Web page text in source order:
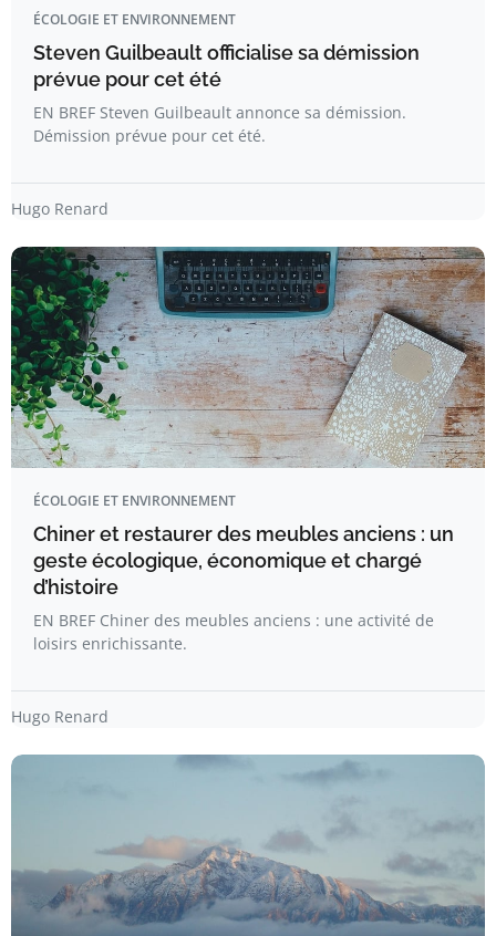
ÉCOLOGIE ET ENVIRONNEMENT
Steven Guilbeault officialise sa démission
prévue pour cet été
EN BREF Steven Guilbeault annonce sa démission.
Démission prévue pour cet été.
Hugo Renard
ÉCOLOGIE ET ENVIRONNEMENT
Chiner et restaurer des meubles anciens : un
geste écologique, économique et chargé
d’histoire
EN BREF Chiner des meubles anciens : une activité de
loisirs enrichissante.
Hugo Renard